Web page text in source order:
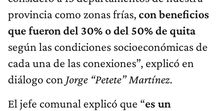
provincia como zonas frías,con beneficios
que fueron del 30% o del 50% de quita
según las condiciones socioeconómicas de
cada una de las conexiones”, explicó en
diálogo con Jorge “Petete” Martínez.
El jefe comunal explicó que “es un